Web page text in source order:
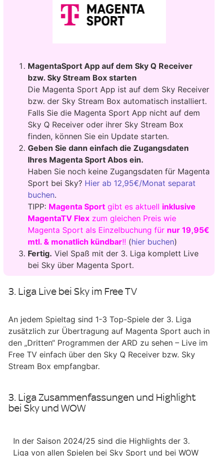
MagentaSport App auf dem Sky Q Receiver
bzw. Sky Stream Box starten
Die Magenta Sport App ist auf dem Sky Receiver
bzw. der Sky Stream Box automatisch installiert.
Falls Sie die Magenta Sport App nicht auf dem
Sky Q Receiver oder ihrer Sky Stream Box
finden, können Sie ein Update starten.
Geben Sie dann einfach die Zugangsdaten
Ihres Magenta Sport Abos ein.
Haben Sie noch keine Zugangsdaten für Magenta
Sport bei Sky? Hier ab 12,95€/Monat separat
buchen.
TIPP: Magenta Sport gibt es aktuell inklusive
MagentaTV Flex zum gleichen Preis wie
Magenta Sport als Einzelbuchung für nur 19,95€
mtl. & monatlich kündbar!! (hier buchen)
Fertig. Viel Spaß mit der 3. Liga komplett Live
bei Sky über Magenta Sport.
3. Liga Live bei Sky im Free TV
An jedem Spieltag sind 1-3 Top-Spiele der 3. Liga
zusätzlich zur Übertragung auf Magenta Sport auch in
den „Dritten“ Programmen der ARD zu sehen – Live im
Free TV einfach über den Sky Q Receiver bzw. Sky
Stream Box empfangbar.
3. Liga Zusammenfassungen und Highlight
bei Sky und WOW
In der Saison 2024/25 sind die Highlights der 3.
Liga von allen Spielen bei Sky Sport und bei WOW